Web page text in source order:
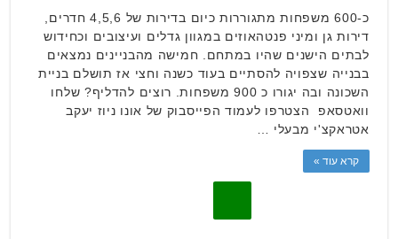
כ-600 משפחות מתגוררות כיום בדירות של 4,5,6 חדרים,
דירות גן ומיני פנטהאוזים במגוון גדלים ועיצובים וכחידוש
לבתים הישנים שהיו במתחם. חמישה מהבניינים נמצאים
בבנייה שצפויה להסתיים בעוד כשנה וחצי אז תושלם בניית
השכונה ובה יגורו כ 900 משפחות. רוצים להדליף? שלחו
וואטסאפ הצטרפו לעמוד הפייסבוק של אונו ניוז יעקב
אטראקצ'י מבעלי …
קרא עוד »